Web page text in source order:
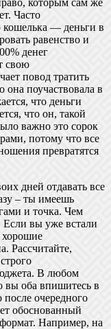
Часто
кошелька — деньги в
равенство и
денег
свою
повод тратить
она поучаствовала в
что деньги
что он, такой
важно это сорок
потому что все
превратятся
дней отдавать все
– ты имеешь
и точка. Чем
вы уже встали
хорошие
Рассчитайте,
В любом
вы оба впишитесь в
очередного
обоснованный
Например, на